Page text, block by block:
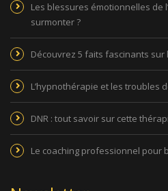
Les blessures émotionnelles de
surmonter ?
Découvrez 5 faits fascinants sur
L’hypnothérapie et les troubles
DNR : tout savoir sur cette
Le coaching professionnel pour